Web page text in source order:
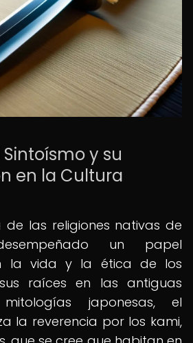
y su
en la Cultura
de las religiones nativas de
un papel
la vida y la ética de los
raíces en las antiguas
japonesas, el
la reverencia por los kami,